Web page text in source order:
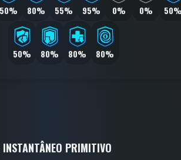
50% 80% 55% 95% 0% 0%
50% 80% 80% 80%
INSTANTÂNEO PRIMITIVO